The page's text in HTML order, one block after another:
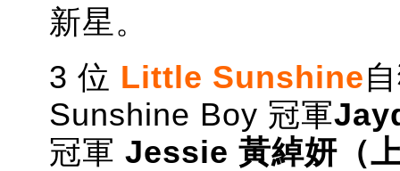
新星。
3 位 Little Sunshine
Sunshine Boy 冠軍
冠軍 Jessie 黃綽妍 （